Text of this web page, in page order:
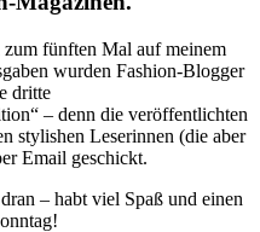
zum fünften Mal auf meinem
wurden Fashion-Blogger
dritte
– denn die veröffentlichten
stylishen Leserinnen (die aber
Email geschickt.
– habt viel Spaß und einen